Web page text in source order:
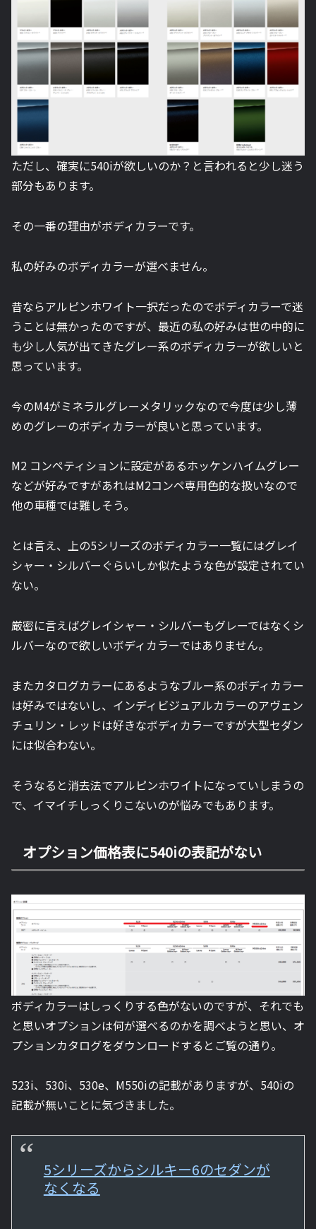
ただし、確実に540iが欲しいのか？と言われると少し迷う
部分もあります。
その一番の理由がボディカラーです。
私の好みのボディカラーが選べません。
昔ならアルピンホワイト一択だったのでボディカラーで迷
うことは無かったのですが、最近の私の好みは世の中的に
も少し人気が出てきたグレー系のボディカラーが欲しいと
思っています。
今のM4がミネラルグレーメタリックなので今度は少し薄
めのグレーのボディカラーが良いと思っています。
M2 コンペティションに設定があるホッケンハイムグレー
などが好みですがあれはM2コンペ専用色的な扱いなので
他の車種では難しそう。
とは言え、上の5シリーズのボディカラー一覧にはグレイ
シャー・シルバーぐらいしか似たような色が設定されてい
ない。
厳密に言えばグレイシャー・シルバーもグレーではなくシ
ルバーなので欲しいボディカラーではありません。
またカタログカラーにあるようなブルー系のボディカラー
は好みではないし、インディビジュアルカラーのアヴェン
チュリン・レッドは好きなボディカラーですが大型セダン
には似合わない。
そうなると消去法でアルピンホワイトになっていしまうの
で、イマイチしっくりこないのが悩みでもあります。
オプション価格表に540iの表記がない
ボディカラーはしっくりする色がないのですが、それでも
と思いオプションは何が選べるのかを調べようと思い、オ
プションカタログをダウンロードするとご覧の通り。
523i、530i、530e、M550iの記載がありますが、540iの
記載が無いことに気づきました。
5シリーズからシルキー6のセダンが
なくなる